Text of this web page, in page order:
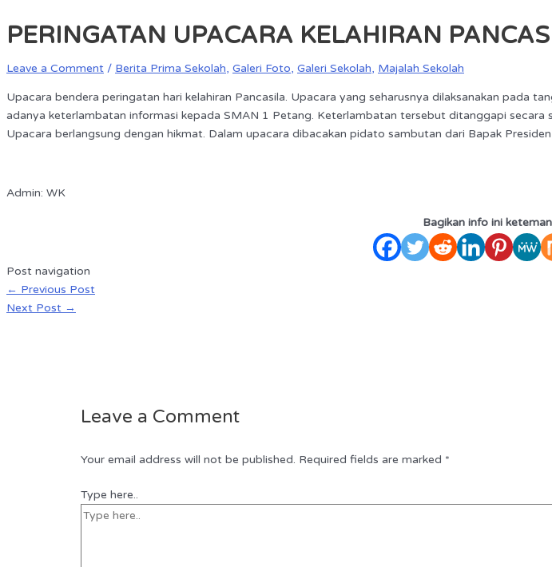
PERINGATAN UPACARA KELAHIRAN
Leave a Comment / Berita Prima Sekolah, Galeri Foto, Galeri Sekolah, Majalah Sekolah
Upacara bendera peringatan hari kelahiran Pancasila. Upacara yang seharusnya dilaksanakan pada
adanya keterlambatan informasi kepada SMAN 1 Petang. Keterlambatan tersebut ditanggapi secara
Upacara berlangsung dengan hikmat. Dalam upacara dibacakan pidato sambutan dari Bapak
Admin: WK
Bagikan info ini
Post navigation
← Previous Post
Next Post →
Leave a Comment
Your email address will not be published. Required fields are marked *
Type here..